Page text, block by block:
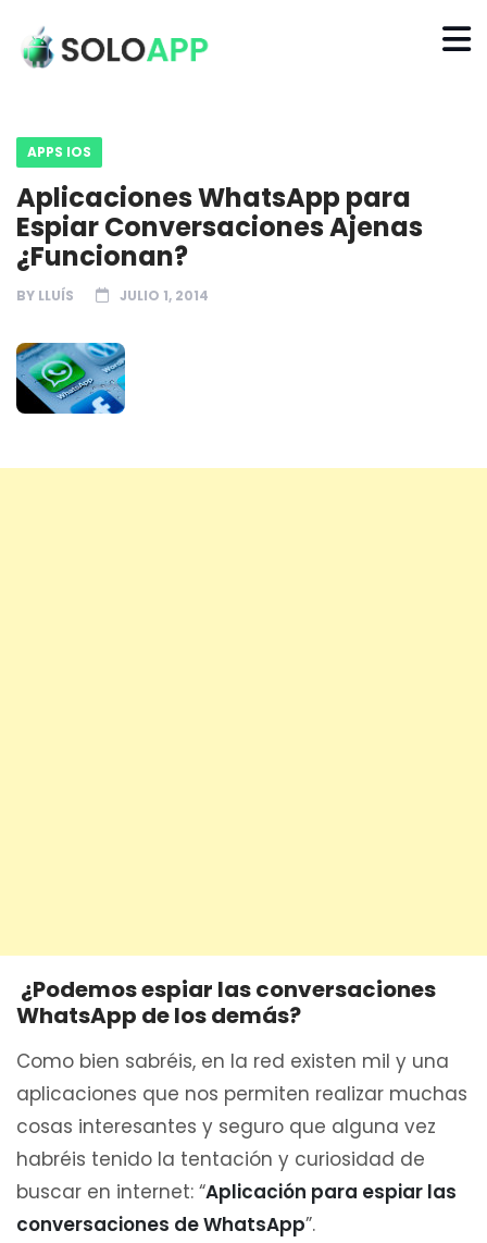
APPS IOS
Aplicaciones WhatsApp para
Espiar Conversaciones Ajenas
¿Funcionan?
BY LLUÍS JULIO 1, 2014
¿Podemos espiar las conversaciones
WhatsApp de los demás?
Como bien sabréis, en la red existen mil y una
aplicaciones que nos permiten realizar muchas
cosas interesantes y seguro que alguna vez
habréis tenido la tentación y curiosidad de
buscar en internet: “Aplicación para espiar las
conversaciones de WhatsApp”.